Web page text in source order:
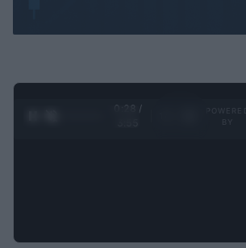
0:29 /